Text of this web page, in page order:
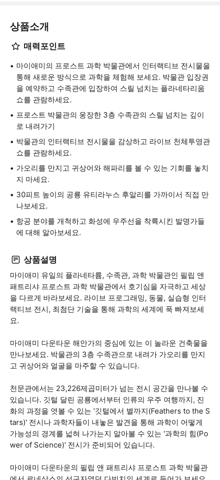
상품소개
매력포인트
마이애미의 프로스트 과학 박물관에서 인터랙티브 전시물을
통해 새로운 방식으로 과학을 체험해 보세요. 박물관 입장권
을 예약하고 수족관에 입장하여 스릴 넘치는 플라네타리움
쇼를 관람하세요.
프로스트 박물관의 웅장한 3층 수족관의 스릴 넘치는 깊이
로 내려가기
박물관의 인터랙티브 전시물을 감상하고 라이브 천체투영관
쇼를 관람하세요.
가오리를 만지고 귀상어와 해파리를 볼 수 있는 기회를 놓치
지 마세요.
30피트 높이의 공룡 유티라누스 후알리를 가까이서 직접 만
나보세요.
항공 분야를 개척하고 화성에 우주선을 착륙시킨 발명가들
에 대해 알아보세요.
상품설명
마이애미 유일의 플라네타륨, 수족관, 과학 박물관인 필립 앤
패트리샤 프로스트 과학 박물관에서 호기심을 자극하고 세상
을 다르게 바라보세요. 라이브 프로그래밍, 동물, 실습형 인터
랙티브 전시, 최첨단 기술을 통해 과학의 세계에 푹 빠져보세
요.
마이애미 다운타운 해안가의 중심에 있는 이 놀라운 건축물을
만나보세요. 박물관의 3층 수족관으로 내려가 가오리를 만지
고 귀상어와 얼굴을 마주할 수 있습니다.
천문관에서는 23,226제곱미터가 넘는 전시 공간을 만나볼 수
있습니다. 깃털 달린 공룡에서부터 인류의 우주 여행까지, 진
화의 과정을 엿볼 수 있는 '깃털에서 별까지(Feathers to the S
tars)' 전시나 과학자들이 내놓은 발견을 통해 과학이 어떻게
가능성의 경계를 넓혀 나가는지 알아볼 수 있는 '과학의 힘(Po
wer of Science)' 전시가 준비되어 있습니다.
마이애미 다운타운의 필립 앤 패트리샤 프로스트 과학 박물관